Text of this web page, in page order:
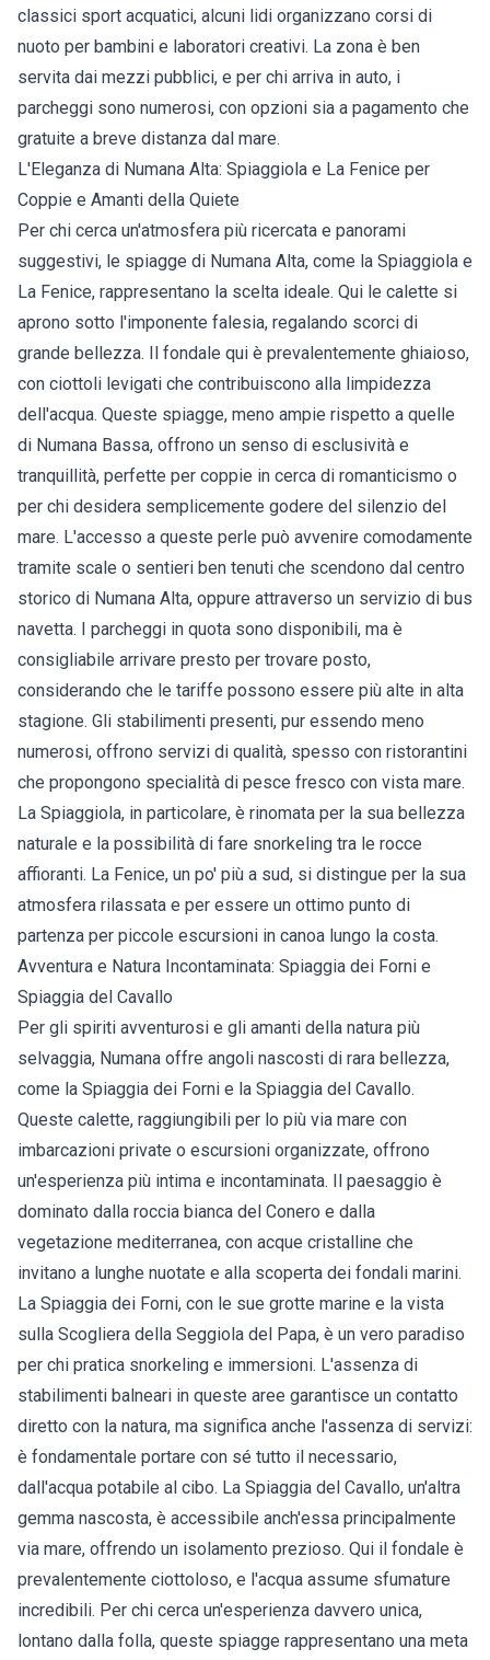
classici sport acquatici, alcuni lidi organizzano corsi di
nuoto per bambini e laboratori creativi. La zona è ben
servita dai mezzi pubblici, e per chi arriva in auto, i
parcheggi sono numerosi, con opzioni sia a pagamento che
gratuite a breve distanza dal mare.
L'Eleganza di Numana Alta: Spiaggiola e La Fenice per
Coppie e Amanti della Quiete
Per chi cerca un'atmosfera più ricercata e panorami
suggestivi, le spiagge di Numana Alta, come la Spiaggiola e
La Fenice, rappresentano la scelta ideale. Qui le calette si
aprono sotto l'imponente falesia, regalando scorci di
grande bellezza. Il fondale qui è prevalentemente ghiaioso,
con ciottoli levigati che contribuiscono alla limpidezza
dell'acqua. Queste spiagge, meno ampie rispetto a quelle
di Numana Bassa, offrono un senso di esclusività e
tranquillità, perfette per coppie in cerca di romanticismo o
per chi desidera semplicemente godere del silenzio del
mare. L'accesso a queste perle può avvenire comodamente
tramite scale o sentieri ben tenuti che scendono dal centro
storico di Numana Alta, oppure attraverso un servizio di bus
navetta. I parcheggi in quota sono disponibili, ma è
consigliabile arrivare presto per trovare posto,
considerando che le tariffe possono essere più alte in alta
stagione. Gli stabilimenti presenti, pur essendo meno
numerosi, offrono servizi di qualità, spesso con ristorantini
che propongono specialità di pesce fresco con vista mare.
La Spiaggiola, in particolare, è rinomata per la sua bellezza
naturale e la possibilità di fare snorkeling tra le rocce
affioranti. La Fenice, un po' più a sud, si distingue per la sua
atmosfera rilassata e per essere un ottimo punto di
partenza per piccole escursioni in canoa lungo la costa.
Avventura e Natura Incontaminata: Spiaggia dei Forni e
Spiaggia del Cavallo
Per gli spiriti avventurosi e gli amanti della natura più
selvaggia, Numana offre angoli nascosti di rara bellezza,
come la Spiaggia dei Forni e la Spiaggia del Cavallo.
Queste calette, raggiungibili per lo più via mare con
imbarcazioni private o escursioni organizzate, offrono
un'esperienza più intima e incontaminata. Il paesaggio è
dominato dalla roccia bianca del Conero e dalla
vegetazione mediterranea, con acque cristalline che
invitano a lunghe nuotate e alla scoperta dei fondali marini.
La Spiaggia dei Forni, con le sue grotte marine e la vista
sulla Scogliera della Seggiola del Papa, è un vero paradiso
per chi pratica snorkeling e immersioni. L'assenza di
stabilimenti balneari in queste aree garantisce un contatto
diretto con la natura, ma significa anche l'assenza di servizi:
è fondamentale portare con sé tutto il necessario,
dall'acqua potabile al cibo. La Spiaggia del Cavallo, un'altra
gemma nascosta, è accessibile anch'essa principalmente
via mare, offrendo un isolamento prezioso. Qui il fondale è
prevalentemente ciottoloso, e l'acqua assume sfumature
incredibili. Per chi cerca un'esperienza davvero unica,
lontano dalla folla, queste spiagge rappresentano una meta